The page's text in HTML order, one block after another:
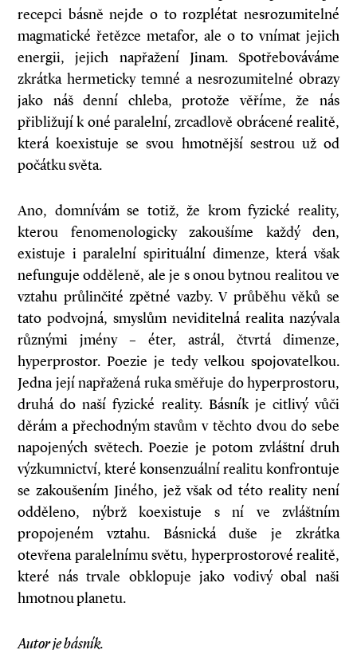
recepci básně nejde o to rozplétat nesrozumitelné
magmatické řetězce metafor, ale o to vnímat jejich
energii, jejich napřažení Jinam. Spotřebováváme
zkrátka hermeticky temné a nesrozumitelné obrazy
jako náš denní chleba, protože věříme, že nás
přibližují k oné paralelní, zrcadlově obrácené realitě,
která koexistuje se svou hmotnější sestrou už od
počátku světa.
Ano, domnívám se totiž, že krom fyzické reality,
kterou fenomenologicky zakoušíme každý den,
existuje i paralelní spirituální dimenze, která však
nefunguje odděleně, ale je s onou bytnou realitou ve
vztahu průlinčité zpětné vazby. V průběhu věků se
tato podvojná, smyslům neviditelná realita nazývala
různými jmény – éter, astrál, čtvrtá dimenze,
hyperprostor. Poezie je tedy velkou spojovatelkou.
Jedna její napřažená ruka směřuje do hyperprostoru,
druhá do naší fyzické reality. Básník je citlivý vůči
děrám a přechodným stavům v těchto dvou do sebe
napojených světech. Poezie je potom zvláštní druh
výzkumnictví, které konsenzuální realitu konfrontuje
se zakoušením Jiného, jež však od této reality není
odděleno, nýbrž koexistuje s ní ve zvláštním
propojeném vztahu. Básnická duše je zkrátka
otevřena paralelnímu světu, hyperprostorové realitě,
které nás trvale obklopuje jako vodivý obal naši
hmotnou planetu.
Autor je básník.